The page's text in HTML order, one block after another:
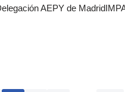
AEPY de